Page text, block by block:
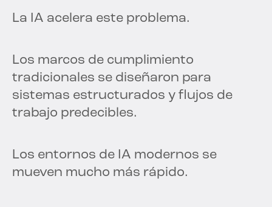
La IA acelera este problema.
Los marcos de cumplimiento
tradicionales se diseñaron para
sistemas estructurados y flujos de
trabajo predecibles.
Los entornos de IA modernos se
mueven mucho más rápido.